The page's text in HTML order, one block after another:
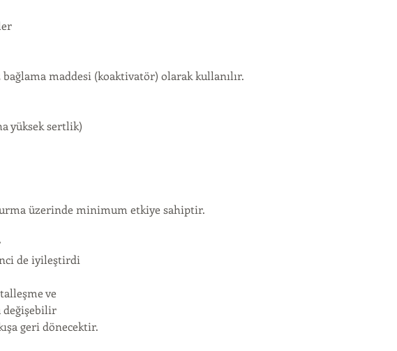
maddesi (koaktivatör) olarak kullanılır.
yüksek sertlik)
üzerinde minimum etkiye sahiptir.
de iyileştirdi
ve
değişebilir
geri dönecektir.